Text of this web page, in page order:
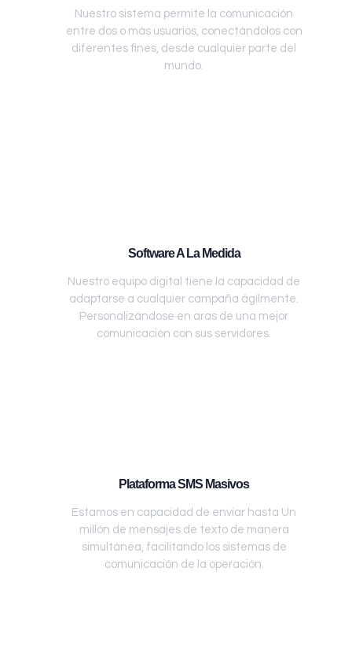
Nuestro sistema permite la comunicación
entre dos o más usuarios, conectándolos con
diferentes fines, desde cualquier parte del
mundo.
Software A La Medida
Nuestro equipo digital tiene la capacidad de
adaptarse a cualquier campaña ágilmente.
Personalizándose en aras de una mejor
comunicación con sus servidores.
Plataforma SMS Masivos
Estamos en capacidad de enviar hasta Un
millón de mensajes de texto de manera
simultánea, facilitando los sistemas de
comunicación de la operación.